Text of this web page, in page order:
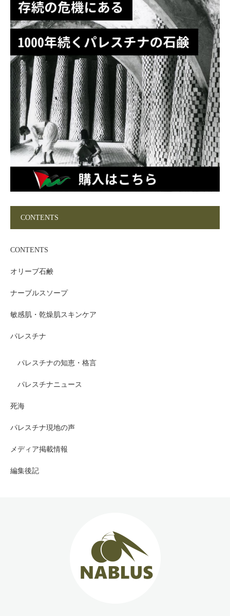
CONTENTS
CONTENTS
オリーブ石鹸
ナーブルスソープ
敏感肌・乾燥肌スキンケア
パレスチナ
パレスチナの知恵・格言
パレスチナニュース
死海
パレスチナ現地の声
メディア掲載情報
編集後記